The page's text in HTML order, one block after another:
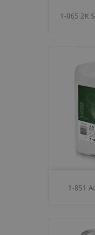
1-065 2K
1-851